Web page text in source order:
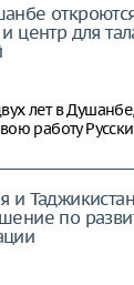
и центр для
лет в
работу
и
по